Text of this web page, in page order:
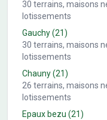
30 terrains, maisons
lotissements
Gauchy(21)
30 terrains, maisons
lotissements
Chauny(21)
26 terrains, maisons
lotissements
Epaux bezu (21)